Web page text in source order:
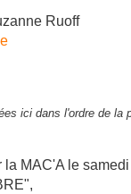
Ruoff
ici dans l'ordre de la
MAC'A le